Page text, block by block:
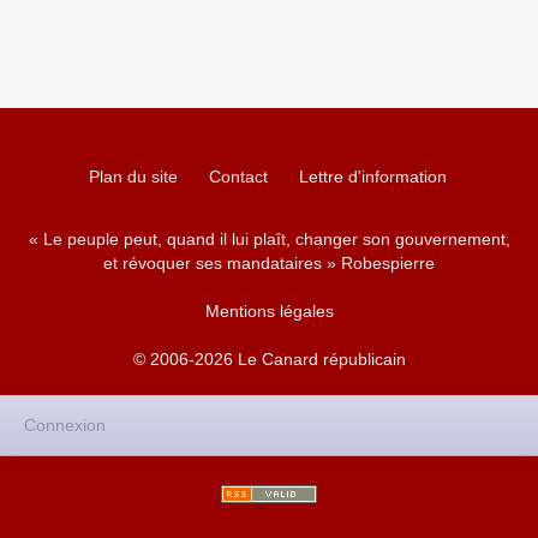
Plan du site Contact Lettre d'information
« Le peuple peut, quand il lui plaît, changer son gouvernement,
et révoquer ses mandataires » Robespierre
Mentions légales
© 2006-2026 Le Canard républicain
Connexion